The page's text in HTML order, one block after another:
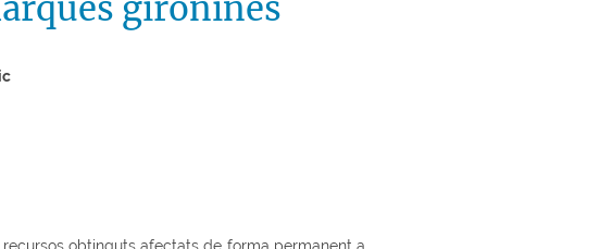
obtinguts afectats de forma permanent a